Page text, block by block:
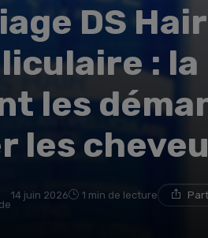
DS
: la
les
les
14 juin 2026 1 min de lecture